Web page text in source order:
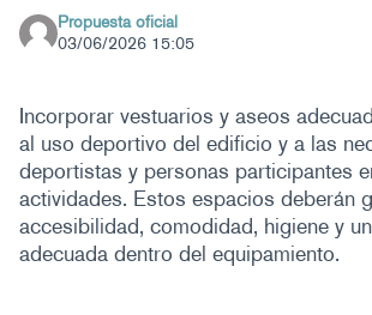
Propuesta oficial
03/06/2026 15:05
Incorporar vestuarios y aseos
al uso deportivo del edificio y a las
deportistas y personas participantes
actividades. Estos espacios deberán
accesibilidad, comodidad, higiene y
adecuada dentro del equipamiento.